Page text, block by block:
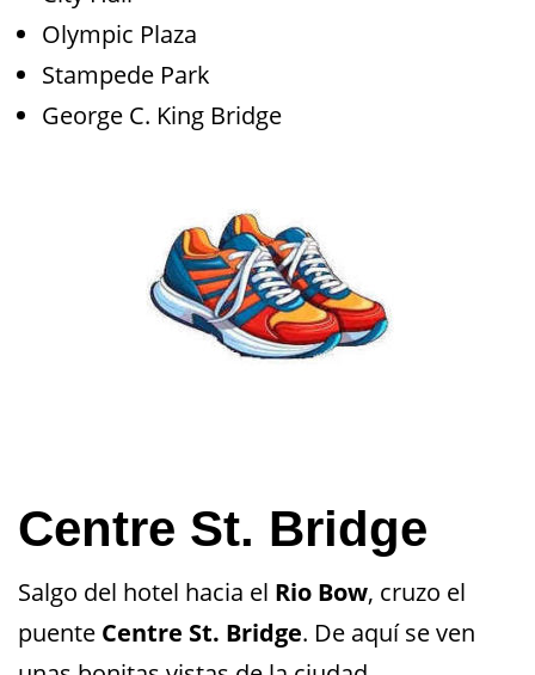
Olympic Plaza
Stampede Park
George C. King Bridge
Centre St. Bridge
Salgo del hotel hacia el Rio Bow, cruzo el
puente Centre St. Bridge. De aquí se ven